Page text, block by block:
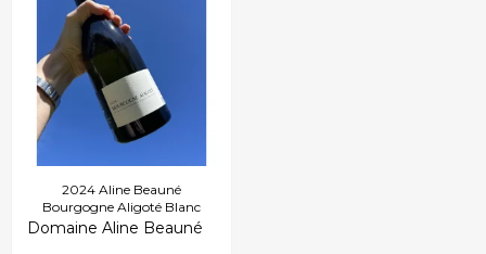
2024 Aline Beauné
Bourgogne Aligoté Blanc
Domaine Aline Beauné